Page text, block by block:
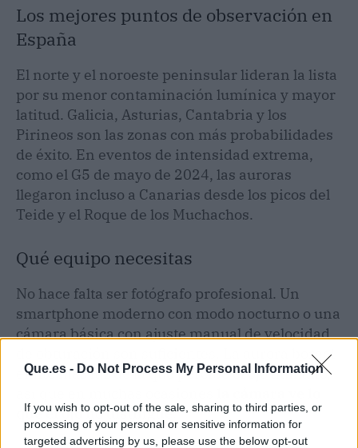
Que.es - Do Not Process My Personal Information
If you wish to opt-out of the sale, sharing to third parties, or
processing of your personal or sensitive information for
targeted advertising by us, please use the below opt-out
Los mejores puntos de observación en
España
El norte y el noroeste peninsular lideran la lista
por su menor contaminación lumínica y mayor
latitud. Galicia, Asturias, Cantabria y los
Pirineos son las zonas con más probabilidades
de éxito. En eventos de intensidad extrema,
como el G5 de mayo de 2024, las auroras
llegaron incluso a Canarias desde los picos del
Teide y el Roque de los Muchachos.
Qué equipo necesitas
No hace falta ser fotógrafo profesional. Un
smartphone moderno con modo nocturno o una
cámara básica con ajuste manual de velocidad
de obturación son suficientes. La aurora boreal
emite más luz de la que percibe el ojo humano,
que el ojo no distingue.